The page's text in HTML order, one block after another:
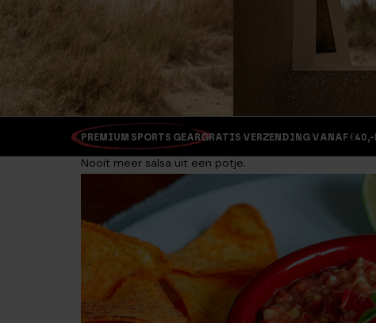
PREMIUM SPORTS GEARGRATIS VERZENDING VANAF €40,-
Nooit meer salsa uit een potje.